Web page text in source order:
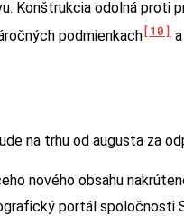
Konštrukcia odolná proti
podmienkach[10]
na trhu od augusta za
nového obsahu
portál spoločnosti